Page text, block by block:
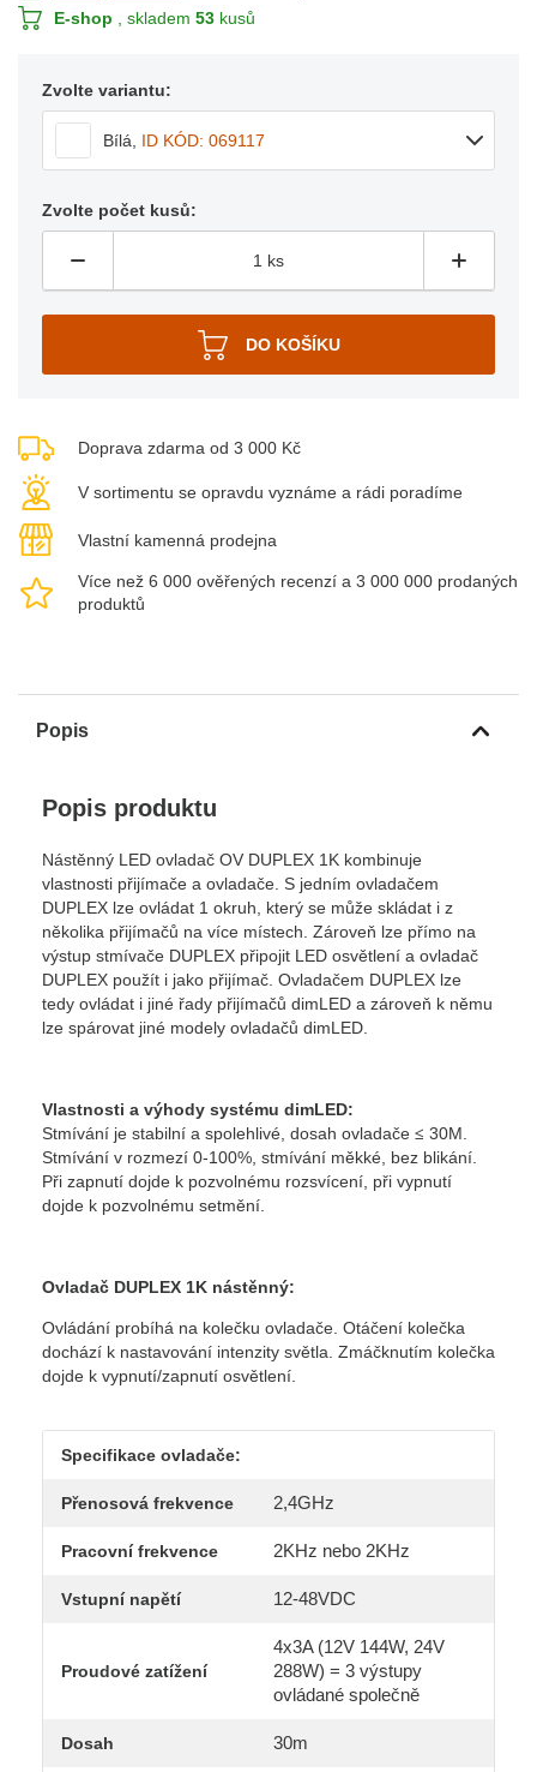
E-shop , skladem 53 kusů
Zvolte variantu:
Bílá, ID KÓD: 069117
Zvolte počet kusů:
Doprava zdarma od 3 000 Kč
V sortimentu se opravdu vyznáme a rádi poradíme
Vlastní kamenná prodejna
Více než 6 000 ověřených recenzí a 3 000 000 prodaných
produktů
Popis
Popis produktu
Nástěnný LED ovladač OV DUPLEX 1K kombinuje
vlastnosti přijímače a ovladače. S jedním ovladačem
DUPLEX lze ovládat 1 okruh, který se může skládat i z
několika přijímačů na více místech. Zároveň lze přímo na
výstup stmívače DUPLEX připojit LED osvětlení a ovladač
DUPLEX použít i jako přijímač. Ovladačem DUPLEX lze
tedy ovládat i jiné řady přijímačů dimLED a zároveň k němu
lze spárovat jiné modely ovladačů dimLED.
Vlastnosti a výhody systému dimLED:
Stmívání je stabilní a spolehlivé, dosah ovladače ≤ 30M.
Stmívání v rozmezí 0-100%, stmívání měkké, bez blikání.
Při zapnutí dojde k pozvolnému rozsvícení, při vypnutí
dojde k pozvolnému setmění.
Ovladač DUPLEX 1K nástěnný:
Ovládání probíhá na kolečku ovladače. Otáčení kolečka
dochází k nastavování intenzity světla. Zmáčknutím kolečka
dojde k vypnutí/zapnutí osvětlení.
Specifikace ovladače:
Přenosová frekvence 2,4GHz
Pracovní frekvence 2KHz nebo 2KHz
Vstupní napětí 12-48VDC
Proudové zatížení
4x3A (12V 144W, 24V
288W) = 3 výstupy
ovládané společně
Dosah 30m